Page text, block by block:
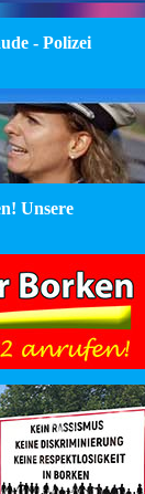
- Polizei
Unsere